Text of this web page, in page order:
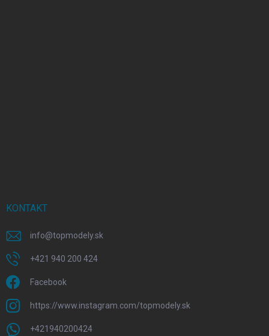
KONTAKT
info@topmodely.sk
+421 940 200 424
Facebook
https://www.instagram.com/topmodely.sk
+421940200424